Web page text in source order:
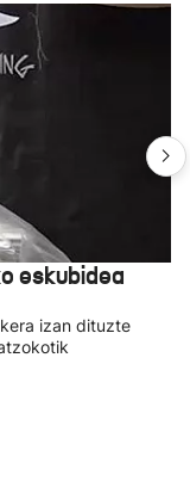
eskubidea
izan dituzte